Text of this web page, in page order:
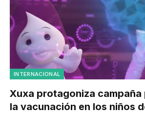
INTERNACIONAL
Xuxa protagoniza campaña
la vacunación en los niños